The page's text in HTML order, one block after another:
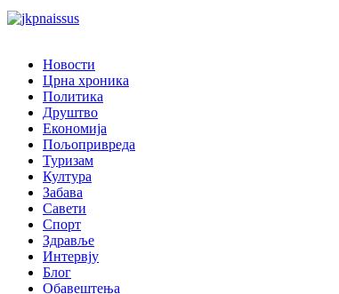
Новости
Црна хроника
Политика
Друштво
Економија
Пољопривреда
Туризам
Култура
Забава
Савети
Спорт
Здравље
Интервју
Блог
Обавештења